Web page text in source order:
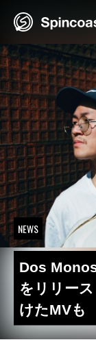
NEWS
Dos
をリリー
けたMVも